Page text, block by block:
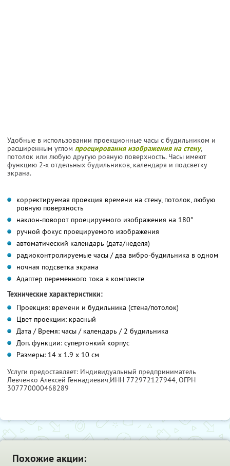
Удобные в использовании проекционные часы с будильником и
расширенным углом проецирования изображения на стену,
потолок или любую другую ровную поверхность. Часы имеют
функцию 2-х отдельных будильников, календаря и подсветку
экрана.
корректируемая проекция времени на стену, потолок, любую
ровную поверхность
наклон-поворот проецируемого изображения на 180°
ручной фокус проецируемого изображения
автоматический календарь (дата/неделя)
радиоконтролируемые часы / два вибро-будильника в одном
ночная подсветка экрана
Адаптер переменного тока в комплекте
Технические характеристики:
Проекция: времени и будильника (стена/потолок)
Цвет проекции: красный
Дата / Время: часы / календарь / 2 будильника
Доп. функции: супертонкий корпус
Размеры: 14 х 1.9 х 10 см
Услуги предоставляет: Индивидуальный предприниматель
Левченко Алексей Геннадиевич,ИНН 772972127944, ОГРН
307770000468289
Похожие акции: